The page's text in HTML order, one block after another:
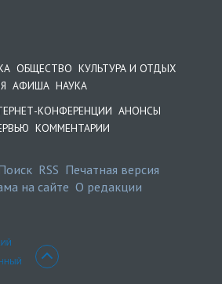
ОБЩЕСТВО КУЛЬТУРА И ОТДЫХ
АФИША НАУКА
КОНФЕРЕНЦИИ АНОНСЫ
КОММЕНТАРИИ
RSS Печатная версия
на сайте О редакции